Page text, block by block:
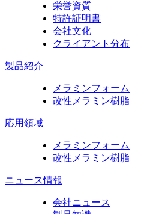
栄誉資質
特許証明書
会社文化
クライアント分布
製品紹介
メラミンフォーム
改性メラミン樹脂
応用領域
メラミンフォーム
改性メラミン樹脂
ニュース情報
会社ニュース